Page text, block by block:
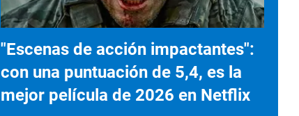
"Escenas de acción impactantes":
con una puntuación de 5,4, es la
mejor película de 2026 en Netflix